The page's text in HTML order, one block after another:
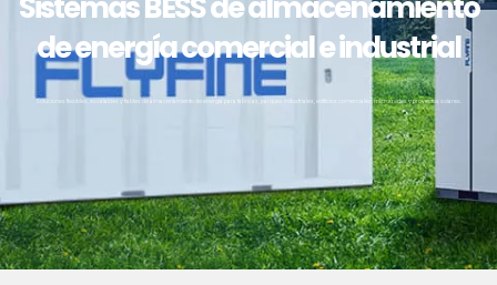
Sistemas BESS de almacenamiento
de energía comercial e industrial
Soluciones flexibles, escalables y fiables de almacenamiento de energía para fábricas, parques industriales, edificios comerciales, microrredes y proyectos solares.